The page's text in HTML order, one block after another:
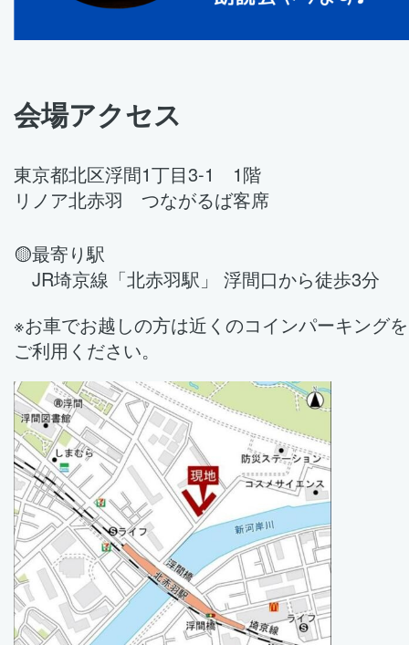
会場アクセス
東京都北区浮間1丁目3-1 1階
リノア北赤羽 つながるば客席
🟡最寄り駅
JR埼京線「北赤羽駅」 浮間口から徒歩3分
※お車でお越しの方は近くのコインパーキングを
ご利用ください。